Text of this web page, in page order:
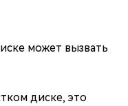
может вызвать
диске, это